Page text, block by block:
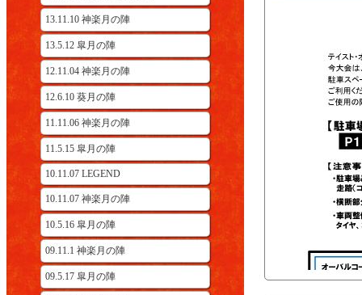
13.11.10 神楽月の陣
13.5.12 皐月の陣
12.11.04 神楽月の陣
12.6.10 葵月の陣
11.11.06 神楽月の陣
11.5.15 皐月の陣
10.11.07 LEGEND
10.11.07 神楽月の陣
10.5.16 皐月の陣
09.11.1 神楽月の陣
09.5.17 皐月の陣